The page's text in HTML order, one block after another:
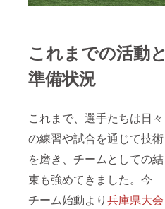
これまでの活動と
準備状況
これまで、選手たちは日々
の練習や試合を通じて技術
を磨き、チームとしての結
束も強めてきました。今
チーム始動より兵庫県大会